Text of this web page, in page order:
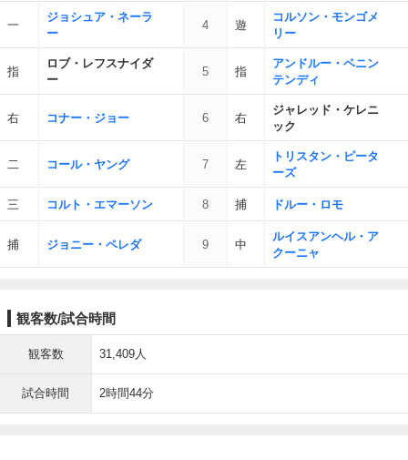
一
ジョシュア・ネーラ
ー
4 遊
コルソン・モンゴメ
リー
指
ロブ・レフスナイダ
ー
5 指
アンドルー・ベニン
テンディ
右 コナー・ジョー 6 右
ジャレッド・ケレニ
ック
二 コール・ヤング 7 左
トリスタン・ピータ
ーズ
三 コルト・エマーソン 8 捕 ドルー・ロモ
捕 ジョニー・ペレダ 9 中
ルイスアンヘル・ア
クーニャ
観客数/試合時間
観客数 31,409人
試合時間 2時間44分